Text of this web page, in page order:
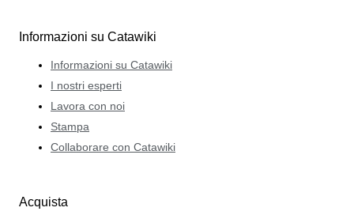
Informazioni su Catawiki
Informazioni su Catawiki
I nostri esperti
Lavora con noi
Stampa
Collaborare con Catawiki
Acquista